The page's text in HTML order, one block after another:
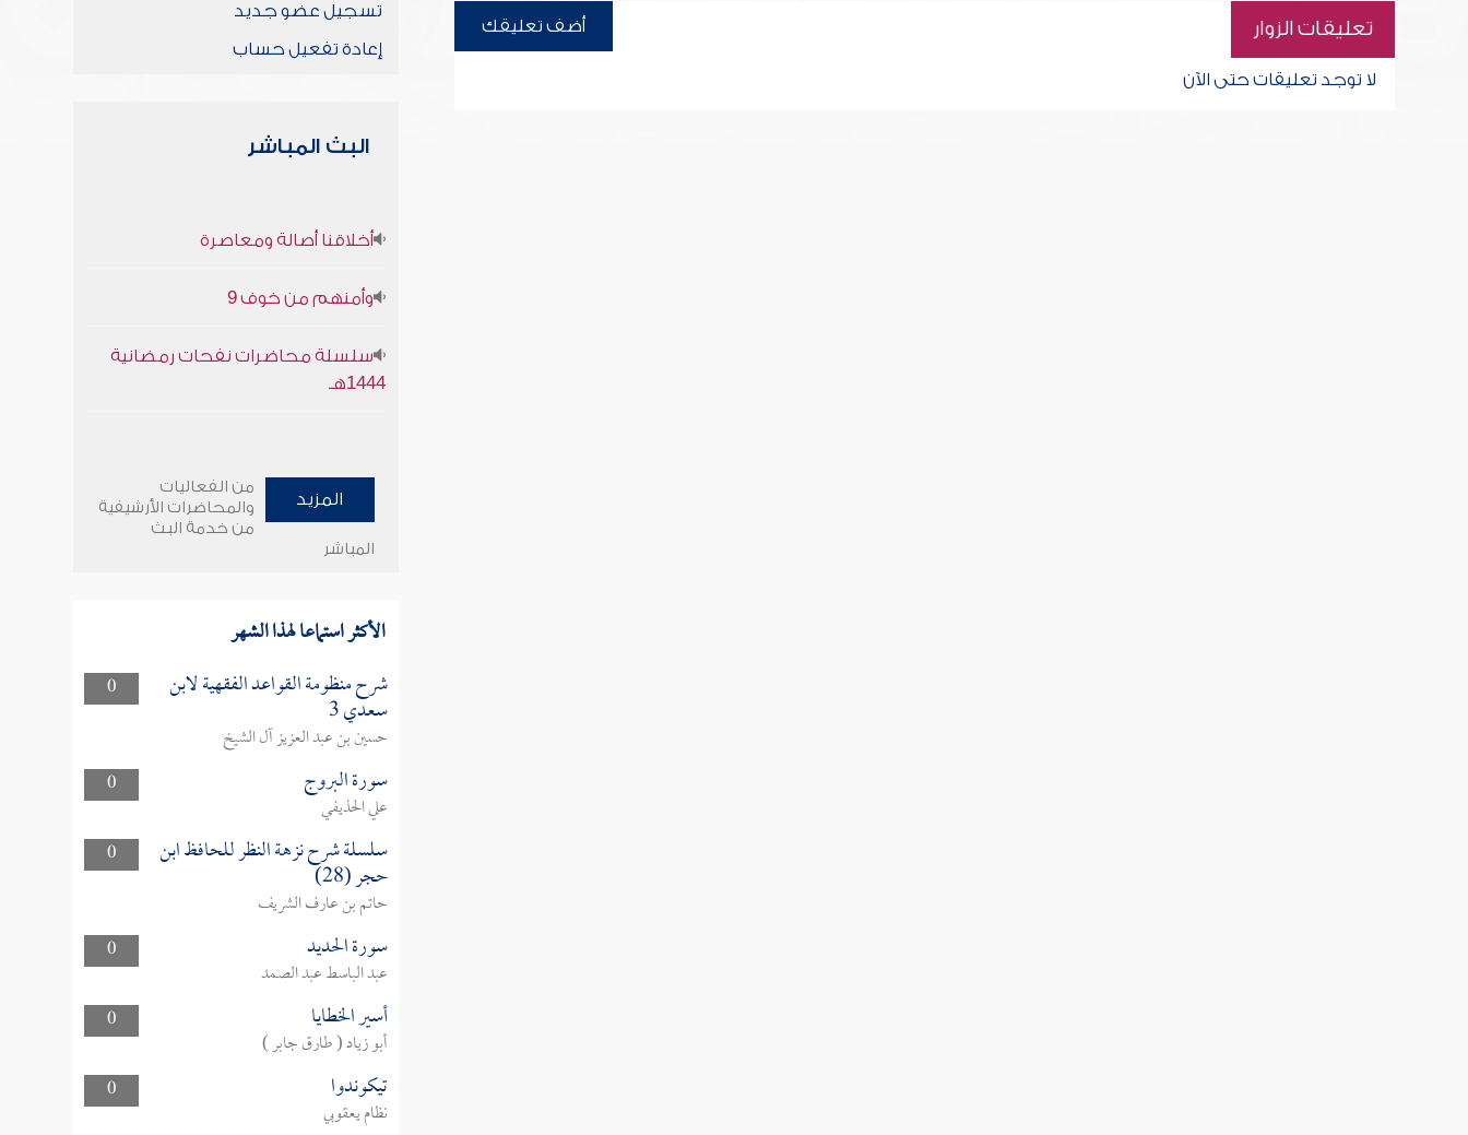
تعليقات الزوار أضف تعليقك
لا توجد تعليقات حتى الآن
تسجيل عضو جديد
إعادة تفعيل حساب
البث المباشر
أخلاقنا أصالة ومعاصرة
وأمنهم من خوف 9
سلسلة محاضرات نفحات رمضانية
1444هـ
المزيد
من الفعاليات
والمحاضرات الأرشيفية
من خدمة البث
المباشر
الأكثر استماعا لهذا الشهر
0 شرح منظومة القواعد الفقهية لابن
سعدي 3
حسين بن عبد العزيز آل الشيخ
0
سورة البروج
علي الحذيفي
0
سلسلة شرح نزهة النظر للحافظ ابن
حجر (28)
حاتم بن عارف الشريف
0
سورة الحديد
عبد الباسط عبد الصمد
0
أسير الخطايا
أبو زياد ( طارق جابر )
0
تيكوندوا
نظام يعقوبي